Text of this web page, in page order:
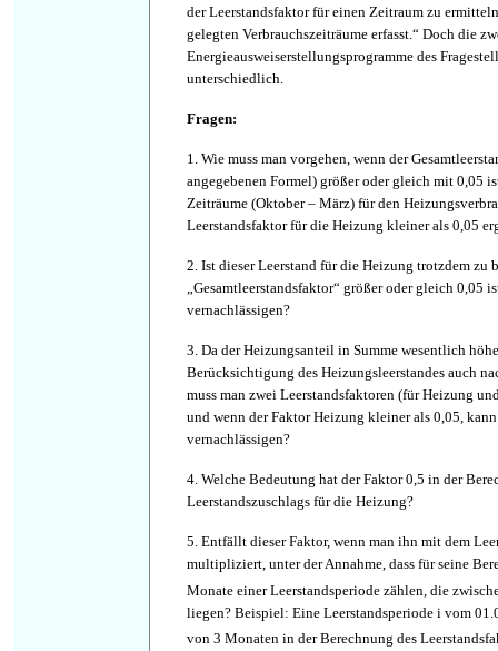
der Leerstandsfaktor für einen Zeitraum zu
gelegten Verbrauchszeiträume erfasst.“ Doch die
Energieausweiserstellungsprogramme des
unterschiedlich.
Fragen:
1. Wie muss man vorgehen, wenn der
angegebenen Formel) größer oder gleich mit 0,05
Zeiträume (Oktober – März) für den
Leerstandsfaktor für die Heizung kleiner als 0,05
2. Ist dieser Leerstand für die Heizung trotzdem zu
„Gesamtleerstandsfaktor“ größer oder gleich 0,05
vernachlässigen?
3. Da der Heizungsanteil in Summe wesentlich
Berücksichtigung des Heizungsleerstandes auch
muss man zwei Leerstandsfaktoren (für Heizung
und wenn der Faktor Heizung kleiner als 0,05,
vernachlässigen?
4. Welche Bedeutung hat der Faktor 0,5 in der
Leerstandszuschlags für die Heizung?
5. Entfällt dieser Faktor, wenn man ihn mit dem
multipliziert, unter der Annahme, dass für seine
Monate einer Leerstandsperiode zählen, die
liegen? Beispiel: Eine Leerstandsperiode i vom
von 3 Monaten in der Berechnung des